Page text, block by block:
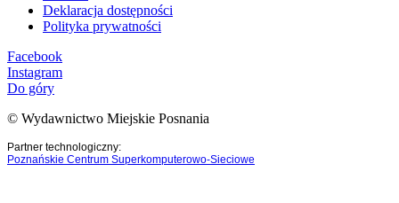
Deklaracja dostępności
Polityka prywatności
Facebook
Instagram
Do góry
© Wydawnictwo Miejskie Posnania
Partner technologiczny:
Poznańskie Centrum Superkomputerowo-Sieciowe